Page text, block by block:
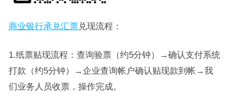
商业银行承兑汇票兑现流程：
1.纸票贴现流程：查询验票（约5分钟）→确认支付系统
打款（约5分钟）→企业查询帐户确认贴现款到帐→我
们业务人员收票，操作完成。